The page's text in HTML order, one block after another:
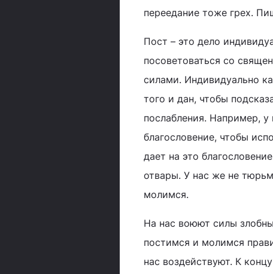
переедание тоже грех.
Пост – это дело
посоветоваться со
силами. Индивидуально
того и дан, чтобы
послабления. Например,
благословение, чтобы
дает на это
отвары. У нас же не
молимся.
На нас воюют силы
постимся и молимся
нас воздействуют. К